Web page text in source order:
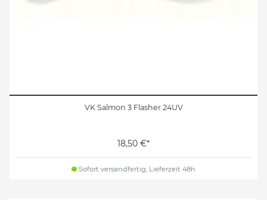
VK Salmon 3 Flasher 24UV
18,50 €*
Sofort versandfertig, Lieferzeit 48h